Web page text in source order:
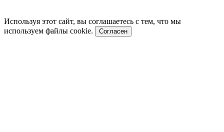
Используя этот сайт, вы соглашаетесь с тем, что мы
используем файлы cookie.
Согласен